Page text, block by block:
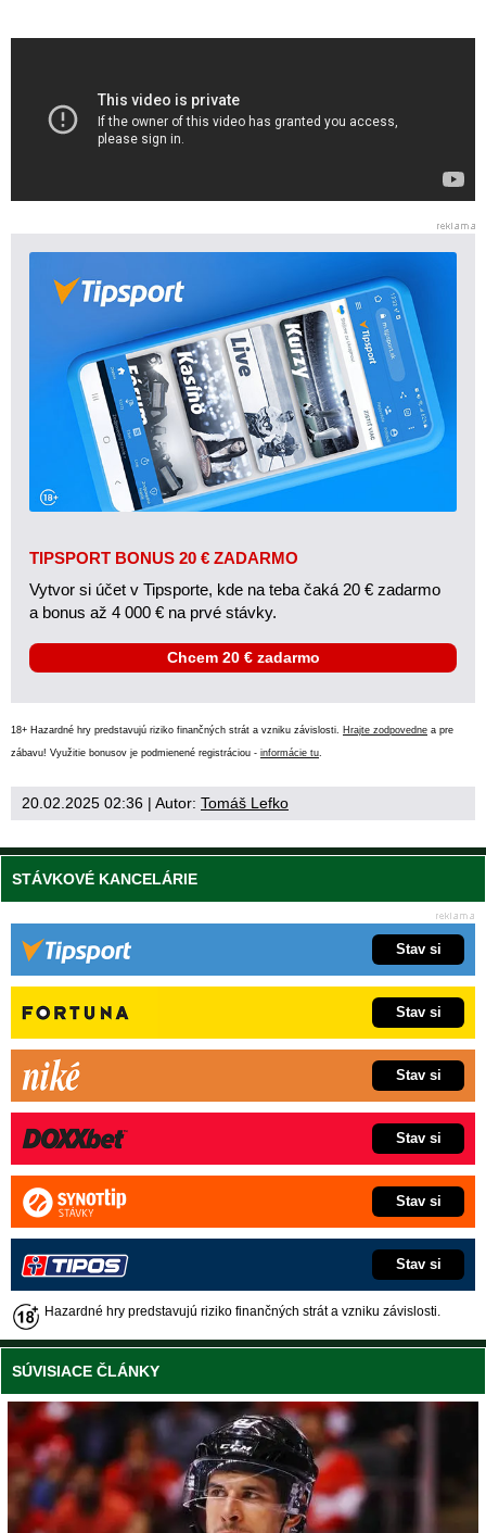
TIPSPORT BONUS 20 € ZADARMO
Vytvor si účet v Tipsporte, kde na teba čaká 20 € zadarmo
a bonus až 4 000 € na prvé stávky.
Chcem 20 € zadarmo
18+ Hazardné hry predstavujú riziko finančných strát a vzniku závislosti. Hrajte zodpovedne a pre
zábavu! Využitie bonusov je podmienené registráciou - informácie tu
20.02.2025 02:36 | Autor: Tomáš Lefko
STÁVKOVÉ KANCELÁRIE
Stav si
Stav si
Stav si
Stav si
Stav si
Stav si
Hazardné hry predstavujú riziko finančných strát a vzniku závislosti.
SÚVISIACE ČLÁNKY